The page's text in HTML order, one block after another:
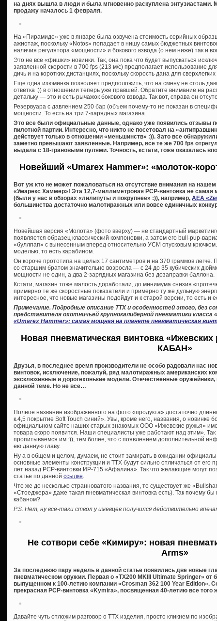
на днях вышла в люди и была мгновенно раскуплена энтузиастами.
продажу началось 1 февраля.
На «Пирамиде» уже в январе была озвучена стоимость серийных
ажиотаж, поскольку «Notos» попадает в нишу самых бюджетных
наличия регулятора «мощности» и бокового взвода (о нем ниже) так и
Это не все «фишки» новинки. Так, она пока что будет выпускаться
заявленной скорости в 700 fps (213 м/с) предполагает использование
дичь и на коротких дистанциях, поскольку скорость дана для
Еще одна изюминка позволяет предположить, что на смену не столь
ответка :)) в отношении теперь уже правшей. Обратите внимание на
детальку — это и есть рычажок бокового взвода. Так вот, справа он
Резервуара с давлением 250 бар (объем почему-то не показан в
мощности. То есть на три 7-зарядных магазина.
Это все были официальные данные, однако уже появились отзывы
пилотной партии. Интересно, что никто не посетовал на
действует только в отношении «меньшинств» :)). Зато все
заметно превышают заявленные. Например, все те же 700 fps
выдала с 18-грановыми пулями. Точность, кстати, тоже оказалась
Новейший «Umarex Hammer»: «молоток-
Вот уж кто не может пожаловаться на отсутствие внимания на
«Умарекс Хаммер»! Эта 12,7-миллиметровая PCP-винтовка не самая
(были у нас в обзорах «лилипуты и покрупнее» :)), например, AEA
большинства достаточно малотиражных или вовсе единичных
Новейшая версия «Молота» (фото вверху) — не стандартный
появляется образец классический компоновки, а затем его bull-pup-
«буллпап» с вынесенным вперед относительно УСМ спусковым
моделью, то есть карабином.
Он короче прототипа на целых 17 сантиметров и на 370 граммов легче.
со старшим братом значительно возросла — с 24 до 35 кубических
мощности не один, а два 2-зарядных магазина без дозаправки баллона.
Кстати, магазин тоже малость доработали, до минимума снизив
примерно те же скоростные показатели и примерно ту же дульную
интересное, что новые магазины подойдут и к старой версии, то есть и
Примечание. Подробные описание ТТХ и особенностей этого, без
представителя охотничьей крупнокалиберной пневматики
«Umarex Hammer»: самая мощная на планете пневматическая
Новая пневматическая винтовка
КАБАН»
Друзья, в последнее время производители не особо радовали нас
винтовок, исключение, пожалуй, ряд малотиражных американских
эксклюзивные и дорогехонькие модели. Отечественные оружейники,
данной теме. Но не все…
Полное название изображенного на фото «продукта» достаточно
к.4,5 покрытие Soft Touch синий». Увы, кроме него, названия, о новинке
официальном сайте наших старых знакомых ООО «Ижевские ружья»
товара скоро появится. Наши специалисты уже работают над этим».
пропитываемся им :)), тем более, что с появлением дополнительной
ею данную главу.
Ну а в общем и целом, думаем, не стоит замирать в ожидании
основные элементы конструкции и ТТХ будут сильно отличаться от
лет назад PCP-винтовки ИР-715 «Афалина». Так что желающие могут
статье по данной ссылке.
Что же до несколько странноватого названия, то существует же
«Стоеджера» даже такая пневматическая винтовка есть). Так почему
кабаном?
P.S. Нет, ну все-таки ствол у ижевцев получился действительно
Не сотвори себе «Кимиру»: новая
Arms»
За последнюю пару недель в данной статье появились две новые
пневматическом оружии. Первая о «TX200 MKIII Ultimate Springer» от
выпущенном к 100-летию компании «Crosman 362 100 Year Edition».
прекрасная PCP-винтовка «Kymira», посвященная 40-летию все того
Давайте чуть отложим разговор о ТТХ изделия, просто кликнем по